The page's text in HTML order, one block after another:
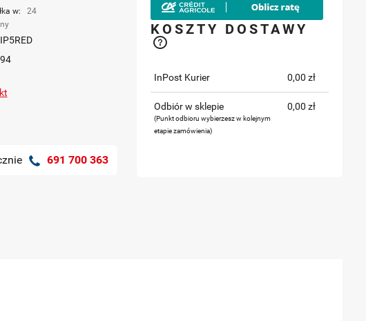
w:
24
691 700 363
KOSZTY DOSTAWY
InPost Kurier 0,00 zł
Odbiór w sklepie
(Punkt odbioru wybierzesz w kolejnym
etapie zamówienia)
0,00 zł